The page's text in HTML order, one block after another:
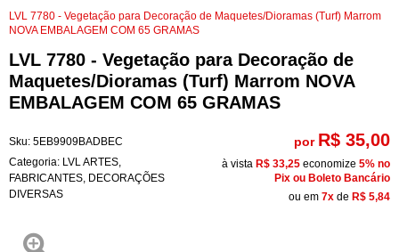
LVL 7780 - Vegetação para Decoração de Maquetes/Dioramas (Turf) Marrom
NOVA EMBALAGEM COM 65 GRAMAS
LVL 7780 - Vegetação para Decoração de
Maquetes/Dioramas (Turf) Marrom NOVA
EMBALAGEM COM 65 GRAMAS
Sku: 5EB9909BADBEC
Categoria: LVL ARTES
FABRICANTES DECORAÇÕES
DIVERSAS
por R$ 35,00
à vista R$ 33,25 economize 5% no
Pix ou Boleto Bancário
ou em 7x de R$ 5,84